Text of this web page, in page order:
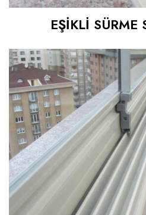
EŞİKLİ SÜRME